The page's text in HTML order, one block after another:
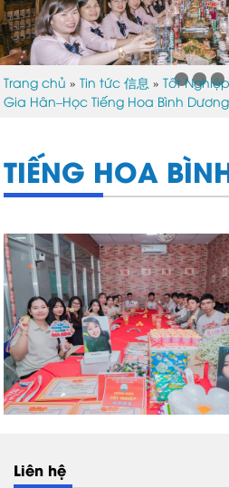
Trang chủ »Tin tức 信息 »Tốt
Gia Hân–Học Tiếng Hoa Bình Dương
TIẾNG HOA
Liên hệ